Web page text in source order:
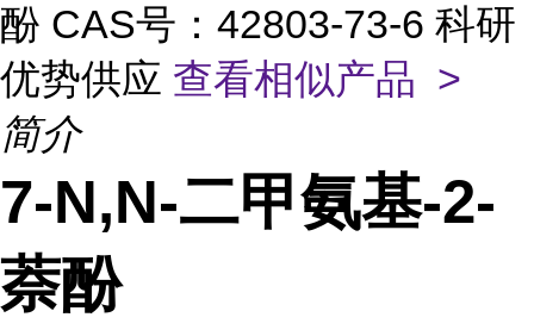
酚 CAS号：42803-73-6 科研
优势供应 查看相似产品 >
简介
7-N,N-二甲氨基-2-
萘酚